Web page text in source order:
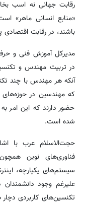
رقابت جهانی نه اسب
«منابع انسانی ماهر»
باشند، در رقابت اقتصادی
مدیرکل آموزش فنی و
در تربیت مهندس و
آنکه هر مهندس با چند
که مهندسین در حوزه‌های
حضور دارند که این امر
شده است.
حجت‌الاسلام عرب با
فناوری‌های نوین
سیستم‌های یکپارچه،
علیرغم وجود
تکنسین‌های کاربردی